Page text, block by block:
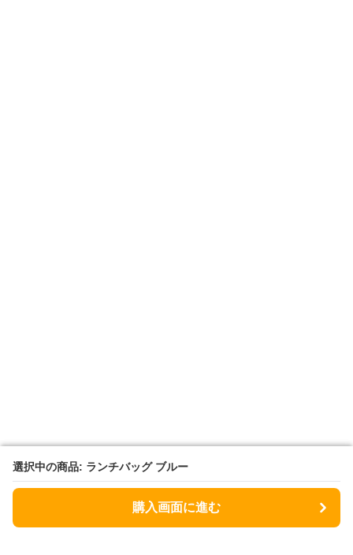
選択中の商品: ランチバッグ ブルー
購入画面に進む
選択中の商品: ランチバッグ ブルー
購入画面に進む